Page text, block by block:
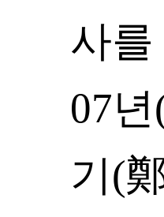
사
07
기(